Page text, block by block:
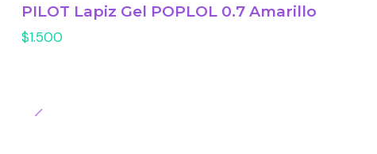
PILOT Lapiz Gel POPLOL 0.7 Amarillo
$1.500